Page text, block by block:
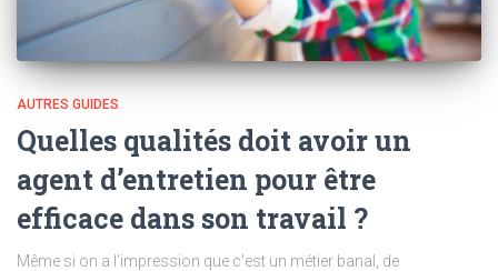
AUTRES GUIDES
Quelles qualités doit avoir un
agent d’entretien pour être
efficace dans son travail ?
Même si on a l’impression que c’est un métier banal, de